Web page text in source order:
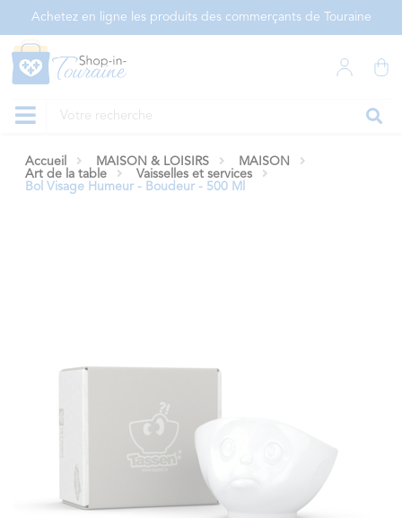
Achetez en ligne les produits des commerçants de Touraine
Accueil MAISON & LOISIRS
MAISON
Art de la table
Vaisselles et services
Bol Visage Humeur - Boudeur - 500 Ml
Panneau de gestion des cookies